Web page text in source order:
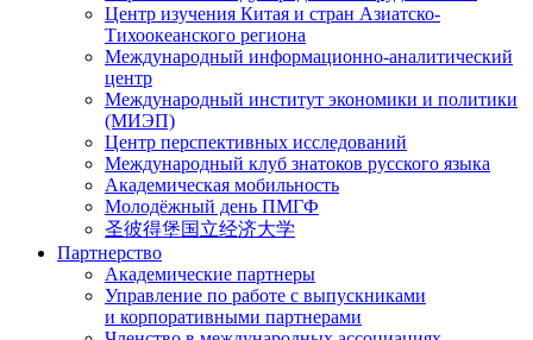
Центр изучения Китая и стран Азиатско-
Тихоокеанского региона
Международный информационно-аналитический
центр
Международный институт экономики и политики
(МИЭП)
Центр перспективных исследований
Международный клуб знатоков русского языка
Академическая мобильность
Молодёжный день ПМГФ
圣彼得堡国立经济大学
Партнерство
Академические партнеры
Управление по работе с выпускниками
и корпоративными партнерами